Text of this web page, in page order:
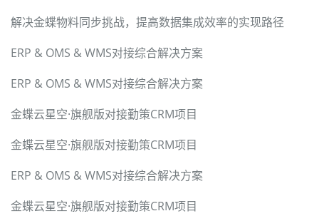
解决金蝶物料同步挑战，提高数据集成效率的实现路径
ERP & OMS & WMS对接综合解决方案
ERP & OMS & WMS对接综合解决方案
金蝶云星空·旗舰版对接勤策CRM项目
金蝶云星空·旗舰版对接勤策CRM项目
ERP & OMS & WMS对接综合解决方案
金蝶云星空·旗舰版对接勤策CRM项目